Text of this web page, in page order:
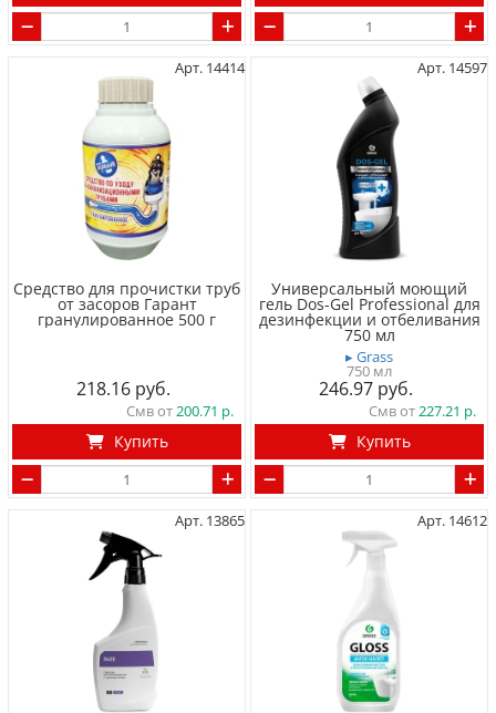
Арт. 14414
Средство для прочистки труб
от засоров Гарант
гранулированное 500 г
218.16
Смв от200.71
Купить
Арт. 14597
Универсальный моющий
гель Dos-Gel Professional для
дезинфекции и отбеливания
750 мл
▸ Grass
750 мл
246.97
Смв от227.21
Купить
Арт. 13865 Арт. 14612